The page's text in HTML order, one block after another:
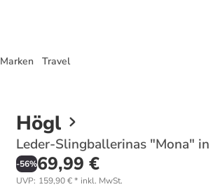
Marken Travel
Högl
Leder-Slingballerinas "Mona" in
-56%69,99 €
UVP: 159,90 €* inkl. MwSt.